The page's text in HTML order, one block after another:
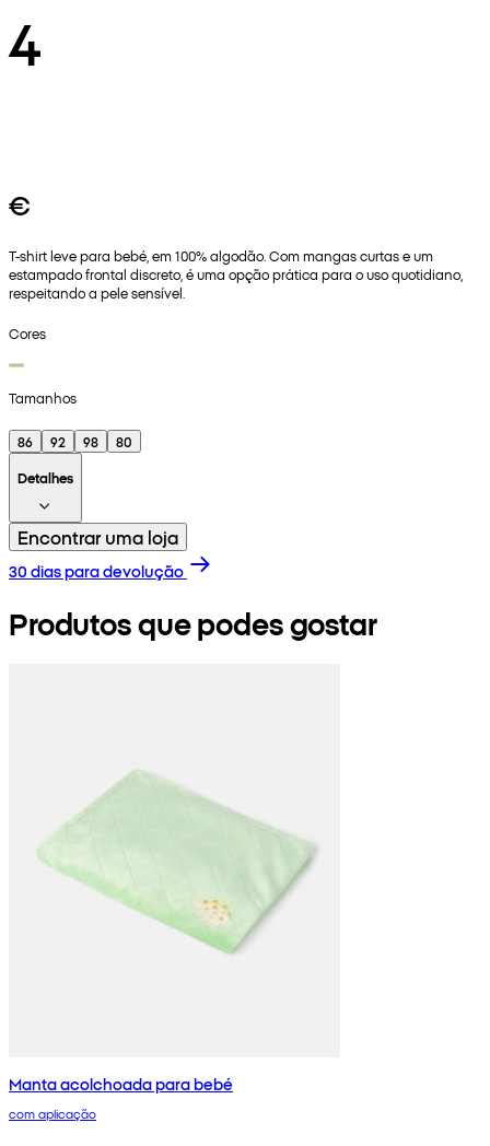
4
€
T-shirt leve para bebé, em 100% algodão. Com mangas curtas e um
estampado frontal discreto, é uma opção prática para o uso quotidiano,
respeitando a pele sensível.
Cores
Tamanhos
86 92 98
80
Detalhes
Encontrar uma loja
30 dias para devolução
Produtos que podes gostar
Manta acolchoada para bebé
com aplicação